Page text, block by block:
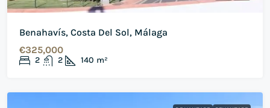
Benahavís, Costa Del Sol, Málaga
€325,000
2 2 140 m²